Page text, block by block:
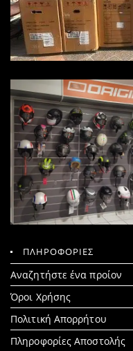
ΠΛΗΡΟΦΟΡΙΕΣ
Αναζητήστε ένα προίον
Search
for:
Όροι Χρήσης
Πολιτική Απορρήτου
Πληροφορίες Αποστολής